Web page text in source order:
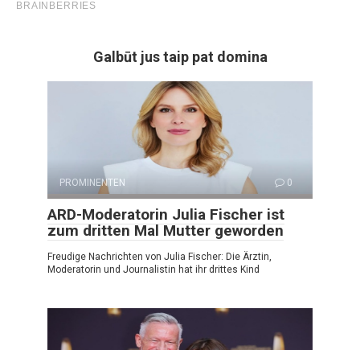
Galbūt jus taip pat domina
PROMINENTEN 0
ARD-Moderatorin Julia Fischer ist
zum dritten Mal Mutter geworden
Freudige Nachrichten von Julia Fischer: Die Ärztin,
Moderatorin und Journalistin hat ihr drittes Kind